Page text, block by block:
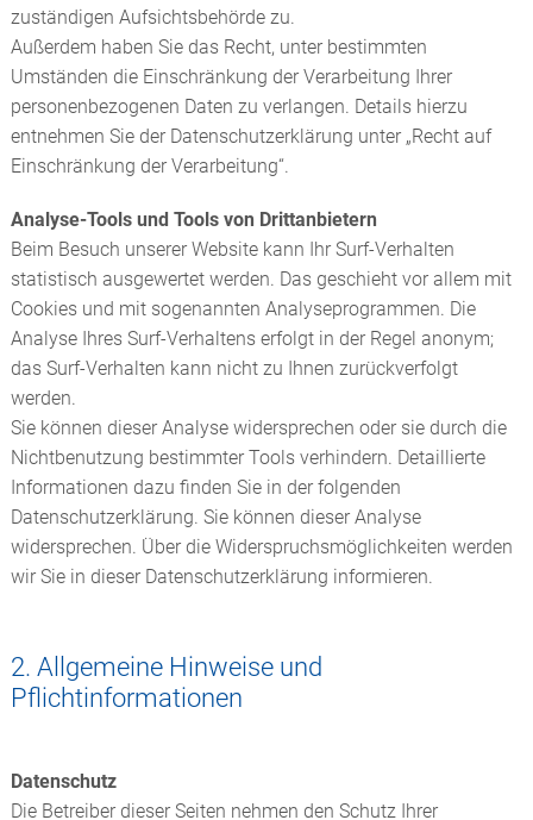
zuständigen Aufsichtsbehörde zu.
Außerdem haben Sie das Recht, unter bestimmten
Umständen die Einschränkung der Verarbeitung Ihrer
personenbezogenen Daten zu verlangen. Details hierzu
entnehmen Sie der Datenschutzerklärung unter „Recht auf
Einschränkung der Verarbeitung“.
Analyse-Tools und Tools von Drittanbietern
Beim Besuch unserer Website kann Ihr Surf-Verhalten
statistisch ausgewertet werden. Das geschieht vor allem mit
Cookies und mit sogenannten Analyseprogrammen. Die
Analyse Ihres Surf-Verhaltens erfolgt in der Regel anonym;
das Surf-Verhalten kann nicht zu Ihnen zurückverfolgt
werden.
Sie können dieser Analyse widersprechen oder sie durch die
Nichtbenutzung bestimmter Tools verhindern. Detaillierte
Informationen dazu finden Sie in der folgenden
Datenschutzerklärung. Sie können dieser Analyse
widersprechen. Über die Widerspruchsmöglichkeiten werden
wir Sie in dieser Datenschutzerklärung informieren.
2. Allgemeine Hinweise und
Pflichtinformationen
Datenschutz
Die Betreiber dieser Seiten nehmen den Schutz Ihrer